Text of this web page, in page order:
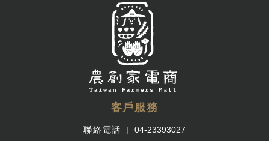
客戶服務
聯絡電話
04-23393027